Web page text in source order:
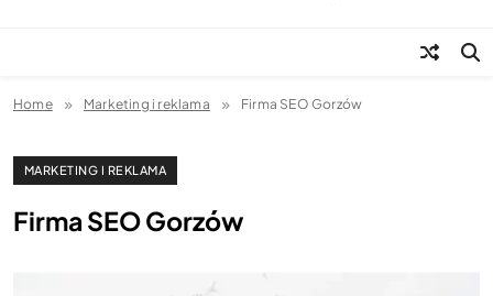
Home Marketing i reklama Firma SEO Gorzów
MARKETING I REKLAMA
Firma SEO Gorzów